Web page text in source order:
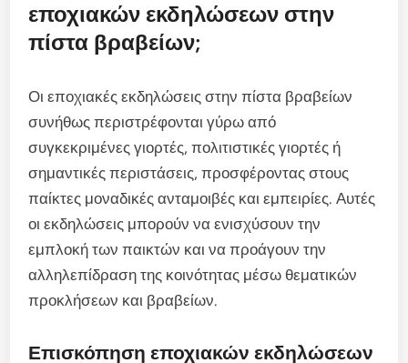
εποχιακών εκδηλώσεων στην
πίστα βραβείων;
Οι εποχιακές εκδηλώσεις στην πίστα βραβείων
συνήθως περιστρέφονται γύρω από
συγκεκριμένες γιορτές, πολιτιστικές γιορτές ή
σημαντικές περιστάσεις, προσφέροντας στους
παίκτες μοναδικές ανταμοιβές και εμπειρίες. Αυτές
οι εκδηλώσεις μπορούν να ενισχύσουν την
εμπλοκή των παικτών και να προάγουν την
αλληλεπίδραση της κοινότητας μέσω θεματικών
προκλήσεων και βραβείων.
Επισκόπηση εποχιακών εκδηλώσεων